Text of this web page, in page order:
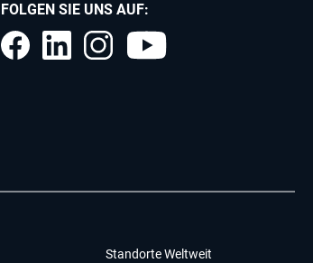
FOLGEN SIE UNS AUF:
Standorte Weltweit